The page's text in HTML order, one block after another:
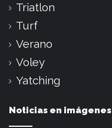
Triatlon
Turf
Verano
Voley
Yatching
Noticias en imágenes